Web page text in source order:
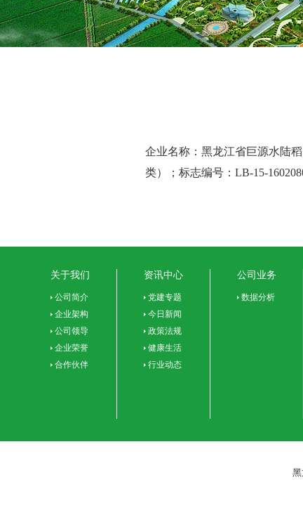
企业名称：黑龙江省巨源水陆
类）；标志编号： LB-15-
关于我们
公司简介
企业架构
公司领导
企业荣誉
合作伙伴
资讯中心
党建专题
今日新闻
政策法规
健康生活
行业动态
公司业务
数据分析